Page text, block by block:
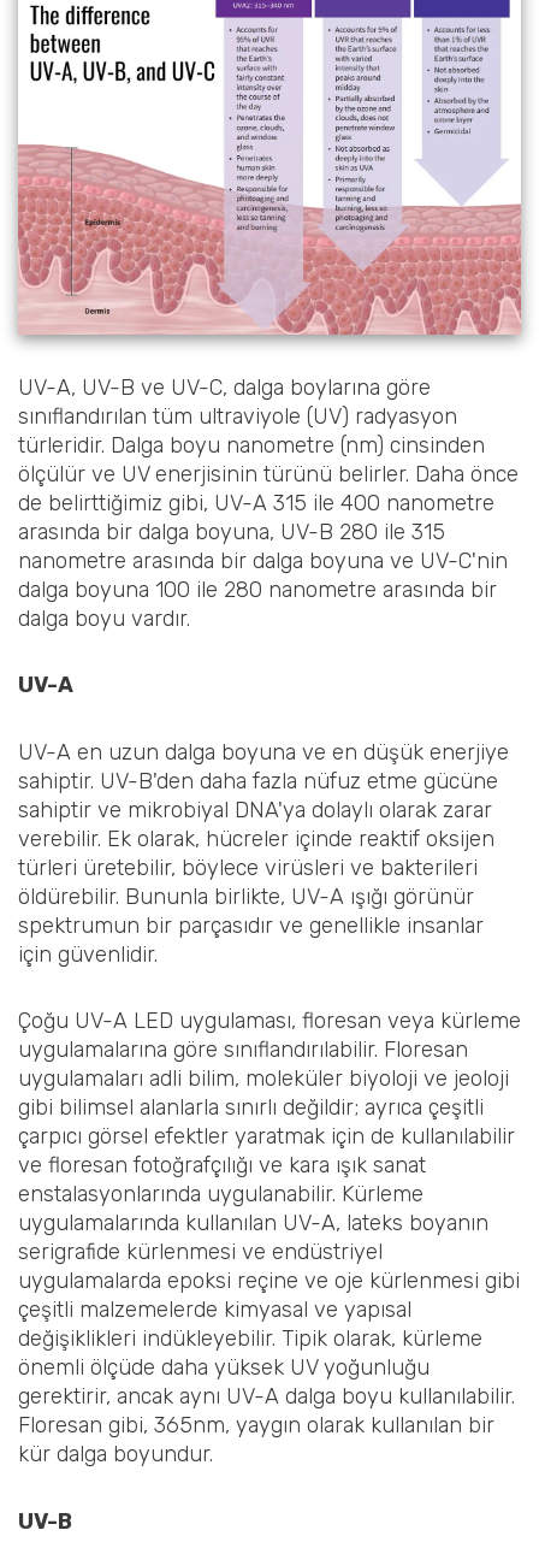
UV-A, UV-B ve UV-C, dalga boylarına göre
sınıflandırılan tüm ultraviyole (UV) radyasyon
türleridir. Dalga boyu nanometre (nm) cinsinden
ölçülür ve UV enerjisinin türünü belirler. Daha önce
de belirttiğimiz gibi, UV-A 315 ile 400 nanometre
arasında bir dalga boyuna, UV-B 280 ile 315
nanometre arasında bir dalga boyuna ve UV-C'nin
dalga boyuna 100 ile 280 nanometre arasında bir
dalga boyu vardır.
UV-A
UV-A en uzun dalga boyuna ve en düşük enerjiye
sahiptir. UV-B'den daha fazla nüfuz etme gücüne
sahiptir ve mikrobiyal DNA'ya dolaylı olarak zarar
verebilir. Ek olarak, hücreler içinde reaktif oksijen
türleri üretebilir, böylece virüsleri ve bakterileri
öldürebilir. Bununla birlikte, UV-A ışığı görünür
spektrumun bir parçasıdır ve genellikle insanlar
için güvenlidir.
Çoğu UV-A LED uygulaması, floresan veya kürleme
uygulamalarına göre sınıflandırılabilir. Floresan
uygulamaları adli bilim, moleküler biyoloji ve jeoloji
gibi bilimsel alanlarla sınırlı değildir; ayrıca çeşitli
çarpıcı görsel efektler yaratmak için de kullanılabilir
ve floresan fotoğrafçılığı ve kara ışık sanat
enstalasyonlarında uygulanabilir. Kürleme
uygulamalarında kullanılan UV-A, lateks boyanın
serigrafide kürlenmesi ve endüstriyel
uygulamalarda epoksi reçine ve oje kürlenmesi gibi
çeşitli malzemelerde kimyasal ve yapısal
değişiklikleri indükleyebilir. Tipik olarak, kürleme
önemli ölçüde daha yüksek UV yoğunluğu
gerektirir, ancak aynı UV-A dalga boyu kullanılabilir.
Floresan gibi, 365nm, yaygın olarak kullanılan bir
kür dalga boyundur.
UV-B